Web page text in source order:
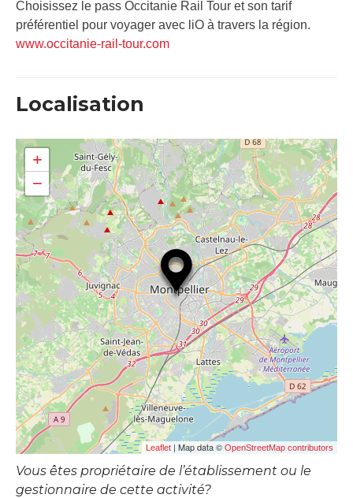
Choisissez le pass Occitanie Rail Tour et son tarif
préférentiel pour voyager avec liO à travers la région.
www.occitanie-rail-tour.com
Localisation
+
−
Leaflet | Map data © OpenStreetMap contributors
Vous êtes propriétaire de l’établissement ou le
gestionnaire de cette activité?